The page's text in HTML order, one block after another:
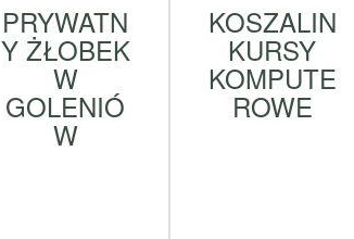
PRYWATN
Y ŻŁOBEK
W
GOLENIÓ
W
KOSZALIN
KURSY
KOMPUTE
ROWE